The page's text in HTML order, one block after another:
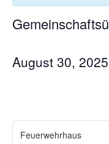
August 30, 2025
Feuerwehrhaus